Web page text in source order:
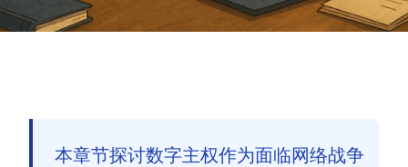
本章节探讨数字主权作为面临网络战争